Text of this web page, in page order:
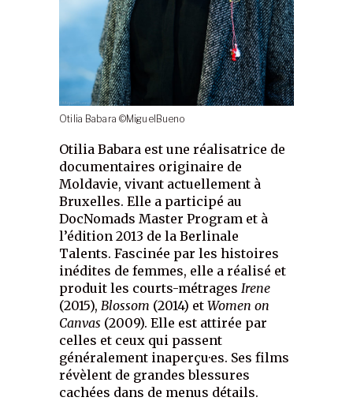
Otilia Babara ©MiguelBueno
Otilia Babara est une réalisatrice de
documentaires originaire de
Moldavie, vivant actuellement à
Bruxelles. Elle a participé au
DocNomads Master Program et à
l’édition 2013 de la Berlinale
Talents. Fascinée par les histoires
inédites de femmes, elle a réalisé et
produit les courts-métrages Irene
(2015), Blossom (2014) etWomen on
Canvas (2009). Elle est attirée par
celles et ceux qui passent
généralement inaperçu·es. Ses films
révèlent de grandes blessures
cachées dans de menus détails.